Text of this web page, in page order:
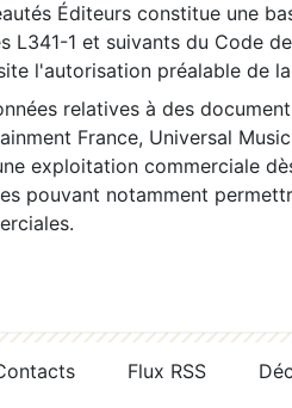
Éditeurs constitue une
L341-1 et suivants du Code
l'autorisation préalable de la
relatives à des
France, Universal
exploitation commerciale
pouvant notamment
Flux RSS